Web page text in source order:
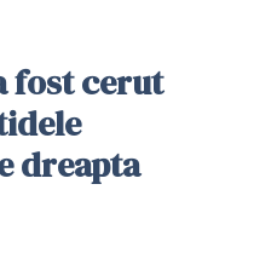
fost cerut
dreapta